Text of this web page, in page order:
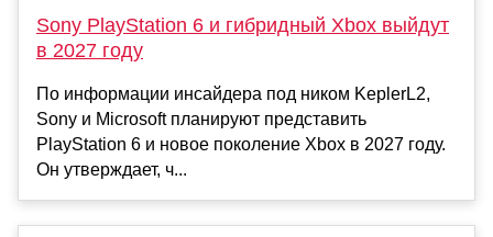
Sony PlayStation 6 и гибридный Xbox выйдут
в 2027 году
По информации инсайдера под ником KeplerL2,
Sony и Microsoft планируют представить
PlayStation 6 и новое поколение Xbox в 2027 году.
Он утверждает, ч...